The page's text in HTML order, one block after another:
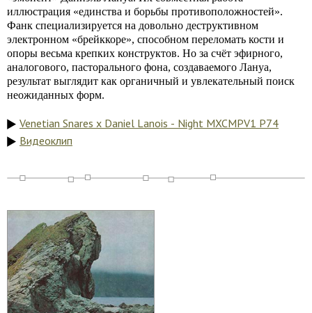
иллюстрация «единства и борьбы противоположностей».
Фанк специализируется на довольно деструктивном
электронном «брейккоре», способном переломать кости и
опоры весьма крепких конструктов. Но за счёт эфирного,
аналогового, пасторального фона, создаваемого Лануа,
результат выглядит как органичный и увлекательный поиск
неожиданных форм.
Venetian Snares x Daniel Lanois - Night MXCMPV1 P74
Видеоклип